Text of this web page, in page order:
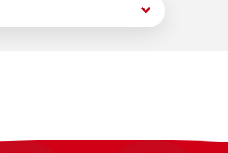
keyboard_arrow_down